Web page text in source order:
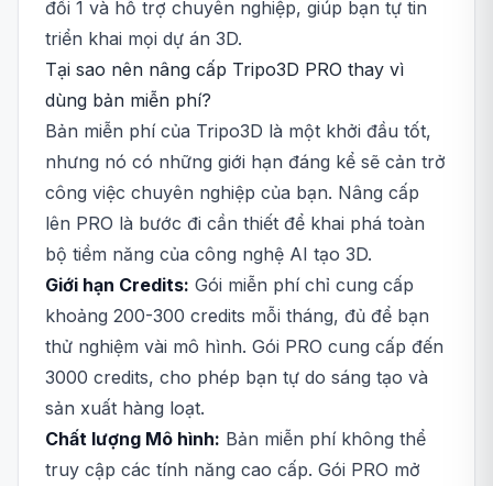
đổi 1 và hỗ trợ chuyên nghiệp, giúp bạn tự tin
triển khai mọi dự án 3D.
Tại sao nên nâng cấp Tripo3D PRO thay vì
dùng bản miễn phí?
Bản miễn phí của Tripo3D là một khởi đầu tốt,
nhưng nó có những giới hạn đáng kể sẽ cản trở
công việc chuyên nghiệp của bạn. Nâng cấp
lên PRO là bước đi cần thiết để khai phá toàn
bộ tiềm năng của công nghệ AI tạo 3D.
Giới hạn Credits: Gói miễn phí chỉ cung cấp
khoảng 200-300 credits mỗi tháng, đủ để bạn
thử nghiệm vài mô hình. Gói PRO cung cấp đến
3000 credits, cho phép bạn tự do sáng tạo và
sản xuất hàng loạt.
Chất lượng Mô hình: Bản miễn phí không thể
truy cập các tính năng cao cấp. Gói PRO mở